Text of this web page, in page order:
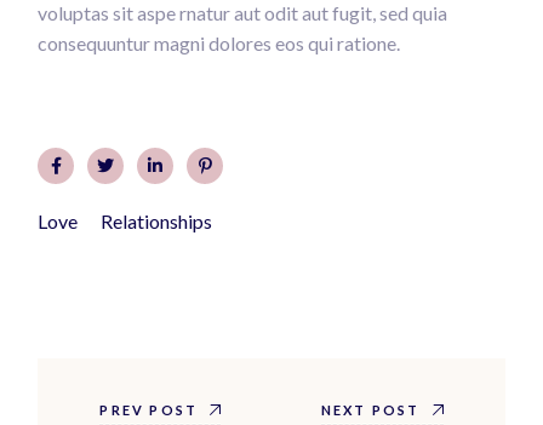
voluptas sit aspe rnatur aut odit aut fugit, sed quia
consequuntur magni dolores eos qui ratione.
Love Relationships
PREV POST NEXT POST